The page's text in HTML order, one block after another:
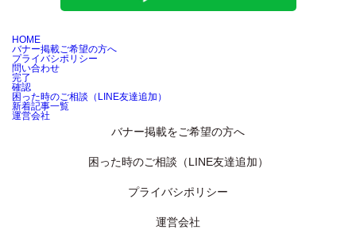
HOME
バナー掲載ご希望の方へ
プライバシポリシー
問い合わせ
完了
確認
困った時のご相談（LINE友達追加）
新着記事一覧
運営会社
バナー掲載をご希望の方へ
困った時のご相談（LINE友達追加）
プライバシポリシー
運営会社